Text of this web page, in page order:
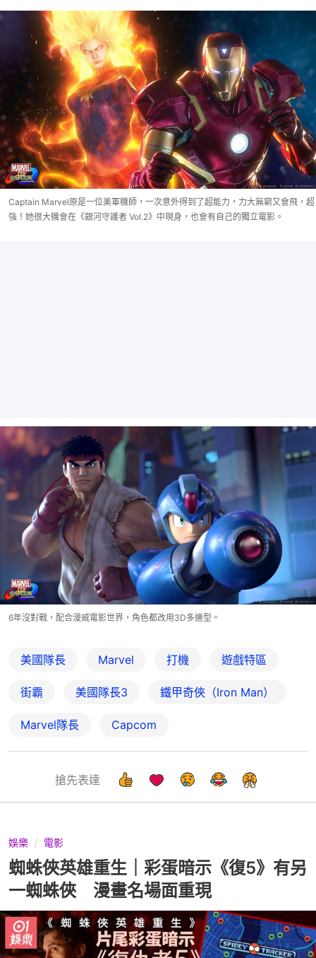
Captain Marvel原是一位美軍機師，一次意外得到了超能力，力大無窮又會飛，超
強！她很大機會在《銀河守護者 Vol.2》中現身，也會有自己的獨立電影。
6年沒對戰，配合漫威電影世界，角色都改用3D多邊型。
美國隊長 Marvel 打機 遊戲特區
街霸 美國隊長3 鐵甲奇俠（Iron Man）
Marvel隊長 Capcom
搶先表達
娛樂 電影
蜘蛛俠英雄重生｜彩蛋暗示《復5》有另
一蜘蛛俠 漫畫名場面重現